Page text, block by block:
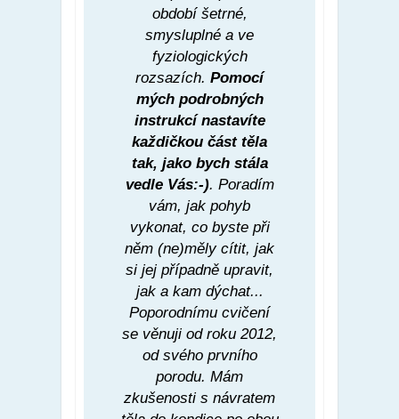
období šetrné,
smysluplné a ve
fyziologických
rozsazích. Pomocí
mých podrobných
instrukcí nastavíte
každičkou část těla
tak, jako bych stála
vedle Vás:-). Poradím
vám, jak pohyb
vykonat, co byste při
něm (ne)měly cítit, jak
si jej případně upravit,
jak a kam dýchat...
Poporodnímu cvičení
se věnuji od roku 2012,
od svého prvního
porodu. Mám
zkušenosti s návratem